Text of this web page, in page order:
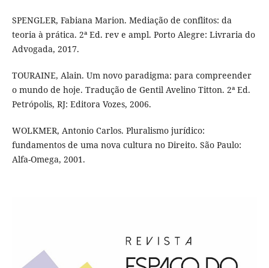
SPENGLER, Fabiana Marion. Mediação de conflitos: da
teoria à prática. 2ª Ed. rev e ampl. Porto Alegre: Livraria do
Advogada, 2017.
TOURAINE, Alain. Um novo paradigma: para compreender
o mundo de hoje. Tradução de Gentil Avelino Titton. 2ª Ed.
Petrópolis, RJ: Editora Vozes, 2006.
WOLKMER, Antonio Carlos. Pluralismo jurídico:
fundamentos de uma nova cultura no Direito. São Paulo:
Alfa-Omega, 2001.